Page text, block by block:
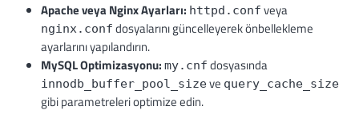
Apache veya Nginx Ayarları: httpd.conf veya
nginx.conf dosyalarını güncelleyerek önbellekleme
ayarlarını yapılandırın.
MySQL Optimizasyonu: my.cnf dosyasında
innodb_buffer_pool_sizeve query_cache_size
gibi parametreleri optimize edin.